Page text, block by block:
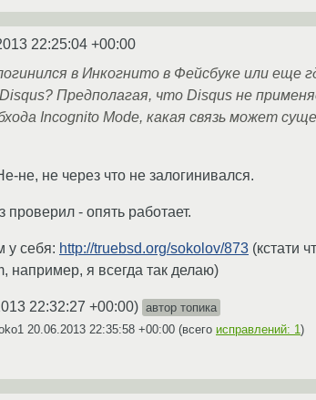
22:25:04 +00:00
в Инкогнито в Фейсбуке или еще
Предполагая, что Disqus не
Incognito Mode, какая связь может
не, не через что не залогинивался.
проверил - опять работает.
у себя: http://truebsd.org/sokolov/873 (кстати
например, я всегда так делаю)
22:32:27 +00:00) автор топика
20.06.2013 22:35:58 +00:00 (всего исправлений: 1 )